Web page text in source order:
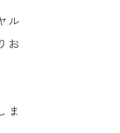
ル
お
ま